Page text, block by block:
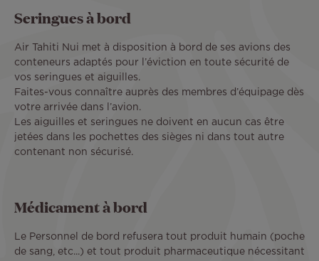
Seringues à bord
Air Tahiti Nui met à disposition à bord de ses avions des
conteneurs adaptés pour l’éviction en toute sécurité de
vos seringues et aiguilles.
Faites-vous connaître auprès des membres d’équipage dès
votre arrivée dans l’avion.
Les aiguilles et seringues ne doivent en aucun cas être
jetées dans les pochettes des sièges ni dans tout autre
contenant non sécurisé.
Médicament à bord
Le Personnel de bord refusera tout produit humain (poche
de sang, etc...) et tout produit pharmaceutique nécessitant